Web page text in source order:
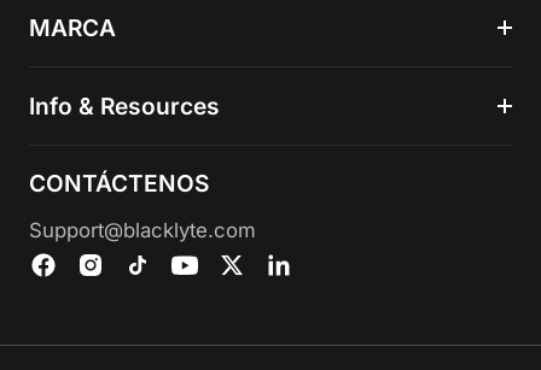
MARCA
Info & Resources
CONTÁCTENOS
Support@blacklyte.com